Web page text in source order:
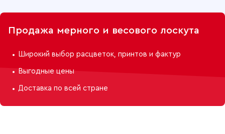
Продажа мерного и весового лоскута
Широкий выбор расцветок, принтов и фактур
Выгодные цены
Доставка по всей стране